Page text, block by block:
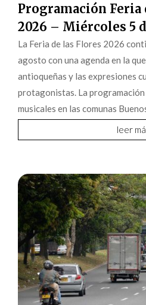
Programación Feria
2026 – Miércoles 5
La Feria de las Flores 2026
agosto con una agenda en la
antioqueñas y las expresiones
protagonistas. La
musicales en las comunas
leer